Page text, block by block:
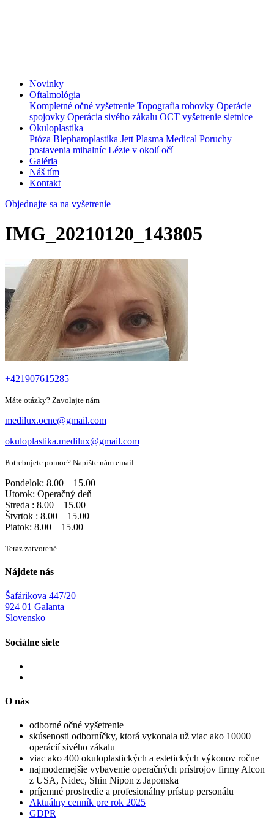
Novinky
Oftalmológia
Kompletné očné vyšetrenie Topografia rohovky Operácie
spojovky Operácia sivého zákalu OCT vyšetrenie sietnice
Okuloplastika
Ptóza Blepharoplastika Jett Plasma Medical Poruchy
postavenia mihalníc Lézie v okolí očí
Galéria
Náš tím
Kontakt
Objednajte sa na vyšetrenie
IMG_20210120_143805
+421907615285
Máte otázky? Zavolajte nám
medilux.ocne@gmail.com
okuloplastika.medilux@gmail.com
Potrebujete pomoc? Napíšte nám email
Pondelok: 8.00 – 15.00
Utorok: Operačný deň
Streda : 8.00 – 15.00
Štvrtok : 8.00 – 15.00
Piatok: 8.00 – 15.00
Teraz zatvorené
Nájdete nás
Šafárikova 447/20
924 01 Galanta
Slovensko
Sociálne siete
O nás
odborné očné vyšetrenie
skúsenosti odborníčky, ktorá vykonala už viac ako 10000
operácií sivého zákalu
viac ako 400 okuloplastických a estetických výkonov ročne
najmodernejšie vybavenie operačných prístrojov firmy Alcon
z USA, Nidec, Shin Nipon z Japonska
príjemné prostredie a profesionálny prístup personálu
Aktuálny cenník pre rok 2025
GDPR